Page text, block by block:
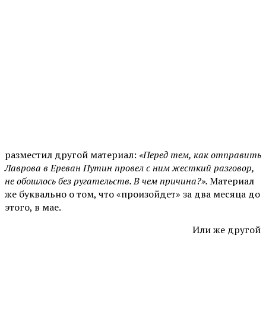
разместил другой материал: «Перед тем, как отправить
Лаврова в Ереван Путин провел с ним жесткий разговор,
не обошлось без ругательств. В чем причина?».Материал
же буквально о том, что «произойдет» за два месяца до
этого, в мае.
Или же другой